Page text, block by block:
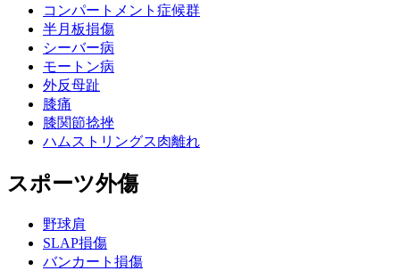
コンパートメント症候群
半月板損傷
シーバー病
モートン病
外反母趾
膝痛
膝関節捻挫
ハムストリングス肉離れ
スポーツ外傷
野球肩
SLAP損傷
バンカート損傷